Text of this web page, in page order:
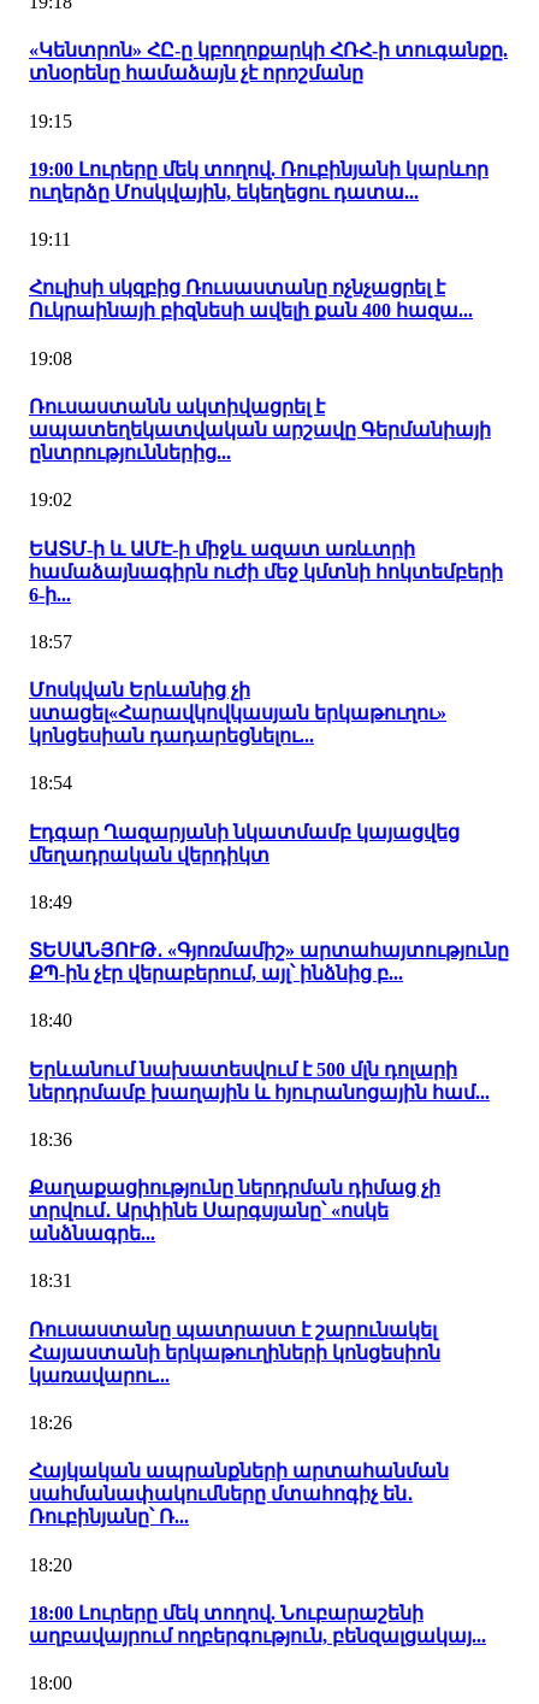
«Կենտրոն» ՀԸ-ը կբողոքարկի ՀՌՀ-ի տուգանքը.
տնօրենը համաձայն չէ որոշմանը
19:15
19:00 Լուրերը մեկ տողով. Ռուբինյանի կարևոր
ուղերձը Մոսկվային, եկեղեցու դատա...
19:11
Հուլիսի սկզբից Ռուսաստանը ոչնչացրել է
Ուկրաինայի բիզնեսի ավելի քան 400 հազա...
19:08
Ռուսաստանն ակտիվացրել է
ապատեղեկատվական արշավը Գերմանիայի
ընտրություններից...
19:02
ԵԱՏՄ-ի և ԱՄԷ-ի միջև ազատ առևտրի
համաձայնագիրն ուժի մեջ կմտնի հոկտեմբերի
6-ի...
18:57
Մոսկվան Երևանից չի
ստացել«Հարավկովկասյան երկաթուղու»
կոնցեսիան դադարեցնելու...
18:54
Էդգար Ղազարյանի նկատմամբ կայացվեց
մեղադրական վերդիկտ
18:49
ՏԵՍԱՆՅՈՒԹ․ «Գյոռմամիշ» արտահայտությունը
ՔՊ-ին չէր վերաբերում, այլ՝ ինձնից բ...
18:40
Երևանում նախատեսվում է 500 մլն դոլարի
ներդրմամբ խաղային և հյուրանոցային համ...
18:36
Քաղաքացիությունը ներդրման դիմաց չի
տրվում․ Արփինե Սարգսյանը՝ «ոսկե
անձնագրե...
18:31
Ռուսաստանը պատրաստ է շարունակել
Հայաստանի երկաթուղիների կոնցեսիոն
կառավարու...
18:26
Հայկական ապրանքների արտահանման
սահմանափակումները մտահոգիչ են․
Ռուբինյանը՝ Ռ...
18:20
18:00 Լուրերը մեկ տողով. Նուբարաշենի
աղբավայրում ողբերգություն, բենզալցակայ...
18:00